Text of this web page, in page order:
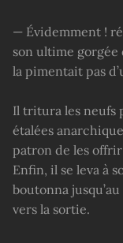
— Évidemment !
son ultime gorgée
la pimentait pas
Il tritura les neufs
étalées
patron de les
Enfin, il se leva à
boutonna
vers la sortie.